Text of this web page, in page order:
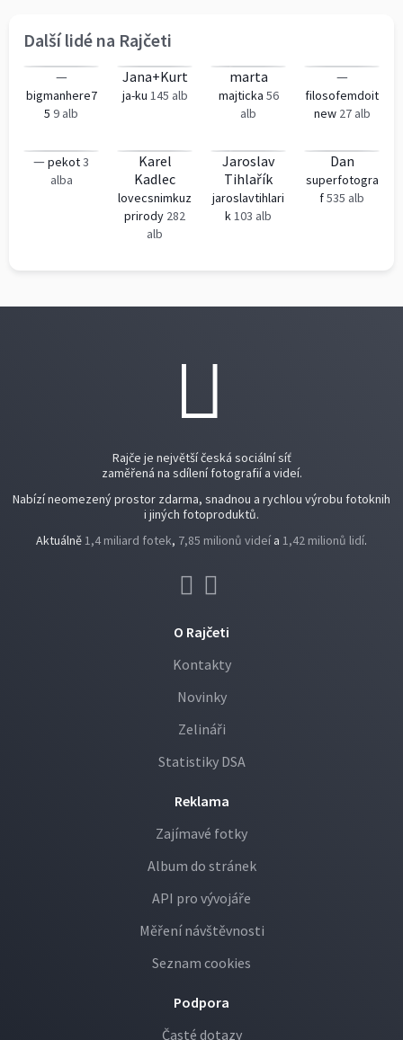
Další lidé na Rajčeti
—
bigmanhere7
5 9 alb
Jana+Kurt
ja-ku 145 alb
marta
majticka 56
alb
—
filosofemdoit
new 27 alb
— pekot3
alba
Karel
Kadlec
lovecsnimkuz
prirody 282
alb
Jaroslav
Tihlařík
jaroslavtihlari
k103 alb
Dan
superfotogra
f535 alb
Rajče je největší česká sociální síť
zaměřená na sdílení fotografií a videí.
Nabízí neomezený prostor zdarma, snadnou a rychlou výrobu fotoknih
i jiných fotoproduktů.
Aktuálně1,4 miliard fotek, 7,85 milionů videí a 1,42 milionů lidí.
O Rajčeti
Kontakty
Novinky
Zelináři
Statistiky DSA
Reklama
Zajímavé fotky
Album do stránek
API pro vývojáře
Měření návštěvnosti
Seznam cookies
Podpora
Časté dotazy